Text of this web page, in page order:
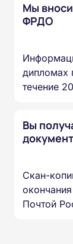
Мы
ФРДО
дипломах
течение
Вы
Скан-
Почтой